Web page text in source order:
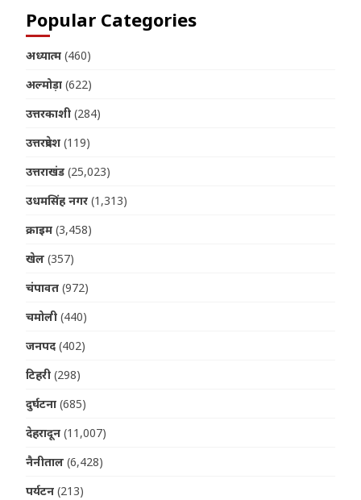
Popular Categories
अध्यात्म (460)
अल्मोड़ा (622)
उत्तरकाशी (284)
उत्तरप्रदेश (119)
उत्तराखंड (25,023)
उधमसिंह नगर (1,313)
क्राइम (3,458)
खेल (357)
चंपावत (972)
चमोली (440)
जनपद (402)
टिहरी (298)
दुर्घटना (685)
देहरादून (11,007)
नैनीताल (6,428)
पर्यटन (213)